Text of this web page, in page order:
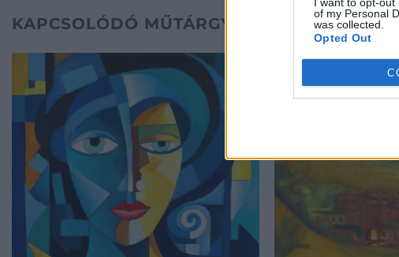
of my Personal
was collected.
Opted Out
KAPCSOLÓDÓ MŰTÁRGYAK